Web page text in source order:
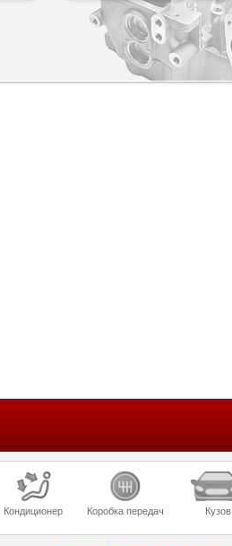
Кондиционер Коробка передач Кузов